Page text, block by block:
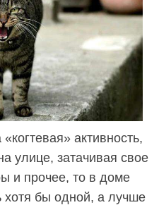
активность,
улице, затачивая свое
и прочее, то в доме
хотя бы одной, а лучше